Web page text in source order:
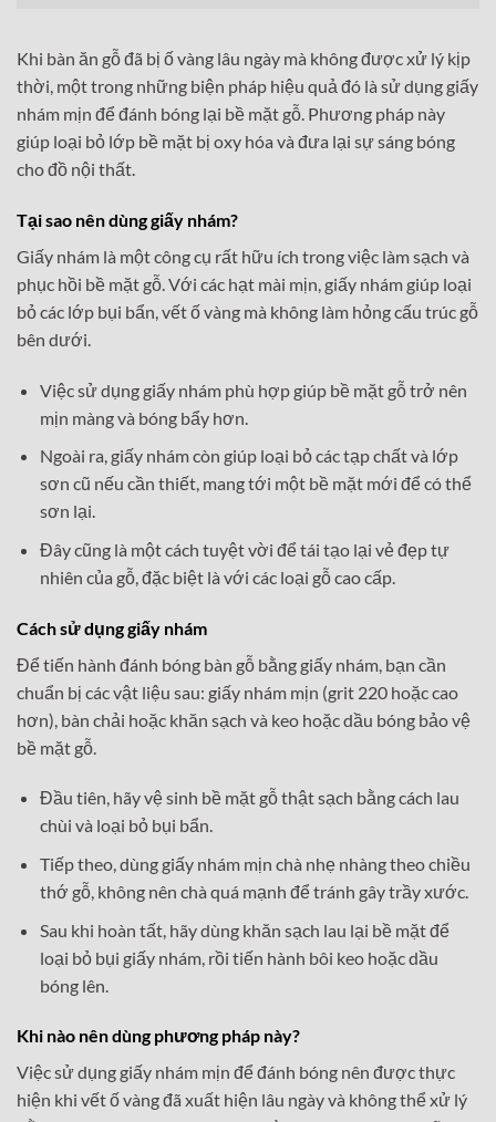
Khi bàn ăn gỗ đã bị ố vàng lâu ngày mà không được xử lý kịp
thời, một trong những biện pháp hiệu quả đó là sử dụng giấy
nhám mịn để đánh bóng lại bề mặt gỗ. Phương pháp này
giúp loại bỏ lớp bề mặt bị oxy hóa và đưa lại sự sáng bóng
cho đồ nội thất.
Tại sao nên dùng giấy nhám?
Giấy nhám là một công cụ rất hữu ích trong việc làm sạch và
phục hồi bề mặt gỗ. Với các hạt mài mịn, giấy nhám giúp loại
bỏ các lớp bụi bẩn, vết ố vàng mà không làm hỏng cấu trúc gỗ
bên dưới.
Việc sử dụng giấy nhám phù hợp giúp bề mặt gỗ trở nên
mịn màng và bóng bẩy hơn.
Ngoài ra, giấy nhám còn giúp loại bỏ các tạp chất và lớp
sơn cũ nếu cần thiết, mang tới một bề mặt mới để có thể
sơn lại.
Đây cũng là một cách tuyệt vời để tái tạo lại vẻ đẹp tự
nhiên của gỗ, đặc biệt là với các loại gỗ cao cấp.
Cách sử dụng giấy nhám
Để tiến hành đánh bóng bàn gỗ bằng giấy nhám, bạn cần
chuẩn bị các vật liệu sau: giấy nhám mịn (grit 220 hoặc cao
hơn), bàn chải hoặc khăn sạch và keo hoặc dầu bóng bảo vệ
bề mặt gỗ.
Đầu tiên, hãy vệ sinh bề mặt gỗ thật sạch bằng cách lau
chùi và loại bỏ bụi bẩn.
Tiếp theo, dùng giấy nhám mịn chà nhẹ nhàng theo chiều
thớ gỗ, không nên chà quá mạnh để tránh gây trầy xước.
Sau khi hoàn tất, hãy dùng khăn sạch lau lại bề mặt để
loại bỏ bụi giấy nhám, rồi tiến hành bôi keo hoặc dầu
bóng lên.
Khi nào nên dùng phương pháp này?
Việc sử dụng giấy nhám mịn để đánh bóng nên được thực
hiện khi vết ố vàng đã xuất hiện lâu ngày và không thể xử lý